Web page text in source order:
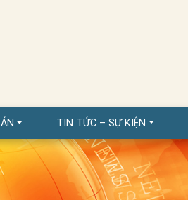
TIN TỨC – SỰ KIỆN